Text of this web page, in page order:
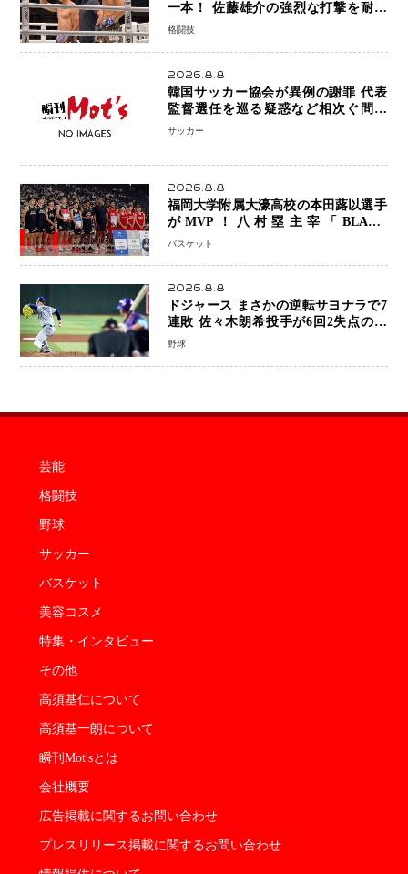
一本！ 佐藤雄介の強烈な打撃を耐え
抜き、リアネイキッドチョークで勝利
格闘技
2026.8.8
韓国サッカー協会が異例の謝罪 代表
監督選任を巡る疑惑など相次ぐ問題
「組織の刷新」誓う
サッカー
2026.8.8
福岡大学附属大濠高校の本田蕗以選手
がMVP！八村塁主宰「BLACK
SAMURAI SUMMIT 2026」で存在
バスケット
2026.8.8
ドジャース まさかの逆転サヨナラで7
連敗 佐々木朗希投手が6回2失点の力
投も勝利届かず、大谷翔平は好機で悔
野球
芸能
格闘技
野球
サッカー
バスケット
美容コスメ
特集・インタビュー
その他
高須基仁について
高須基一朗について
瞬刊Mot'sとは
会社概要
広告掲載に関するお問い合わせ
プレスリリース掲載に関するお問い合わせ